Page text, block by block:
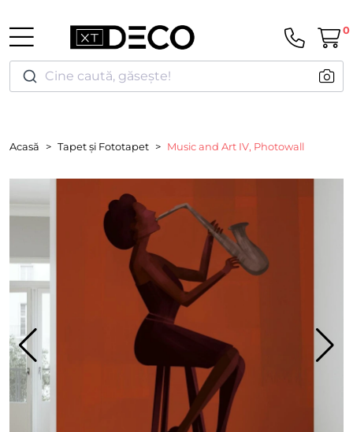
Cine caută, găsește!
0
Acasă Tapet și Fototapet Music and Art IV, Photowall